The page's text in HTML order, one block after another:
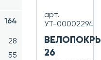
164
28
55
арт.
УТ-00002294
26